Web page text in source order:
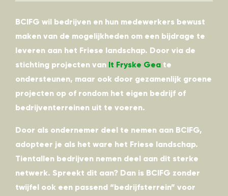
BCIFG wil bedrijven en hun medewerkers bewust
maken van de mogelijkheden om een bijdrage te
leveren aan het Friese landschap. Door via de
stichting projecten van It Fryske Gea te
ondersteunen, maar ook door gezamenlijk groene
projecten op of rondom het eigen bedrijf of
bedrijventerreinen uit te voeren.
Door als ondernemer deel te nemen aan BCIFG,
adopteer je als het ware het Friese landschap.
Tientallen bedrijven nemen deel aan dit sterke
netwerk. Spreekt dit aan? Dan is BCIFG zonder
twijfel ook een passend “bedrijfsterrein” voor